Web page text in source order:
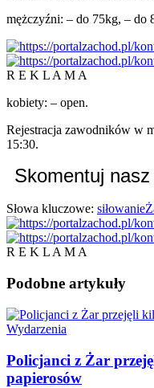
mężczyźni: – do 75kg, – do
R E K L A M A
kobiety: – open.
Rejestracja zawodników w
15:30.
Skomentuj nasz
Słowa kluczowe: siłowanie
R E K L A M A
Podobne artykuły
Wydarzenia
Policjanci z Żar
papierosów